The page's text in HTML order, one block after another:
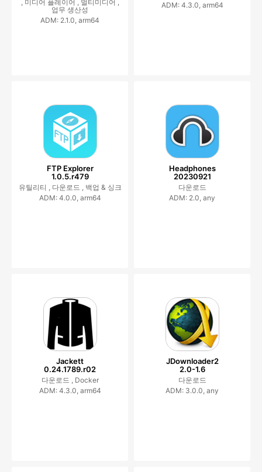
미디어 플레이어 , 멀티미디어 ,
업무 생산성
ADM: 2.1.0, arm64
ADM: 4.3.0, arm64
FTP Explorer
1.0.5.r479
유틸리티 , 다운로드 , 백업 & 싱크
ADM: 4.0.0, arm64
Headphones
20230921
다운로드
ADM: 2.0, any
Jackett
0.24.1789.r02
다운로드 , Docker
ADM: 4.3.0, arm64
JDownloader2
2.0-1.6
다운로드
ADM: 3.0.0, any